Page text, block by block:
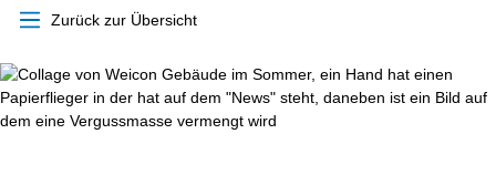
Zurück zur Übersicht